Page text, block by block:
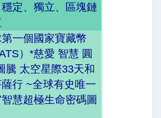
定、獨立、區塊鏈
一個國家寶藏幣
）*慈愛 智慧 圓
騰 太空星際33天和
行 ~全球有史唯一
慧超極生命密碼圖